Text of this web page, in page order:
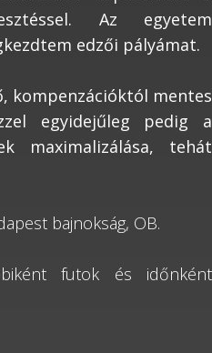
Az egyetem
edzői pályámat.
kompenzációktól mentes
egyidejűleg pedig a
maximalizálása, tehát
bajnokság, OB.
futok és időnként